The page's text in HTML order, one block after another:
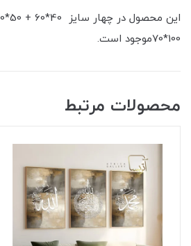
100*70موجود است.
محصولات مرتبط